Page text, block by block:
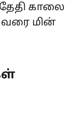
காலை
வரை மின்